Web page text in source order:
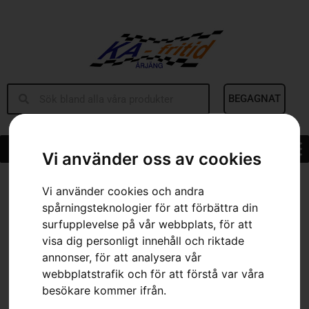
Vi använder oss av cookies
Vi använder cookies och andra
spårningsteknologier för att förbättra din
surfupplevelse på vår webbplats, för att
visa dig personligt innehåll och riktade
annonser, för att analysera vår
webbplatstrafik och för att förstå var våra
besökare kommer ifrån.
BEGAGNAT